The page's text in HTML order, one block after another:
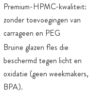
Premium-HPMC-kwaliteit:
zonder toevoegingen van
carrageen en PEG
Bruine glazen fles die
beschermd tegen licht en
oxidatie (geen weekmakers,
BPA).